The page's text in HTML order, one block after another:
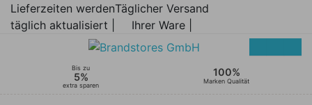
Lieferzeiten werden
täglich aktualisiert |
Täglicher Versand
Ihrer Ware |
Bis zu
5%
extra sparen
100%
Marken Qualität